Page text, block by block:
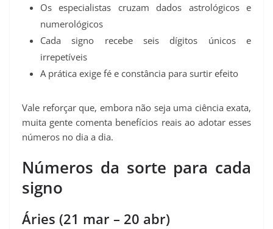
Os especialistas cruzam dados astrológicos e
numerológicos
Cada signo recebe seis dígitos únicos e
irrepetíveis
A prática exige fé e constância para surtir efeito
Vale reforçar que, embora não seja uma ciência exata,
muita gente comenta benefícios reais ao adotar esses
números no dia a dia.
Números da sorte para cada
signo
Áries (21 mar – 20 abr)